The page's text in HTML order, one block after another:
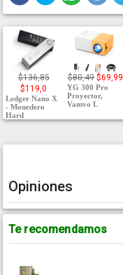
$136,85
$119,0
Ledger Nano X
- Monedero
Hard
$80,49 $69,99
YG 300 Pro
Proyector,
Vamvo L
Opiniones
Te recomendamos